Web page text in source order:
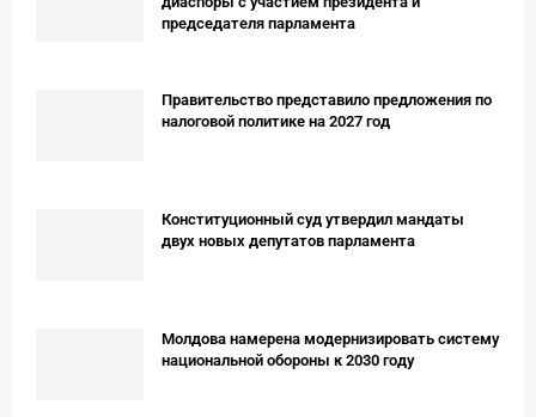
председателя парламента
Правительство представило предложения по
налоговой политике на 2027 год
Конституционный суд утвердил мандаты
двух новых депутатов парламента
Молдова намерена модернизировать систему
национальной обороны к 2030 году